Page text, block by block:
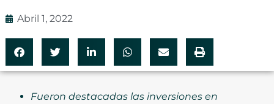
Abril 1, 2022
Fueron destacadas las inversiones en